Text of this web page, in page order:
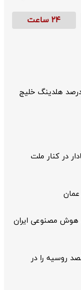
۲۴ ساعت
قربانزاده از واگذاری ۱۲ درصد هلدینگ خلیج
در کنار ملت
عمان
هوش مصنوعی ایران
روسیه را در